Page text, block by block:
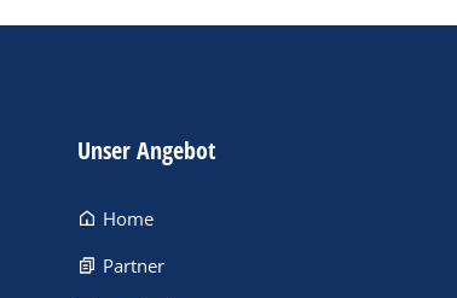
Unser Angebot
Home
Partner